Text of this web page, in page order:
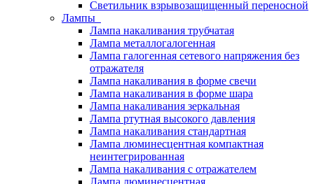
Светильник взрывозащищенный переносной
Лампы
Лампа накаливания трубчатая
Лампа металлогалогенная
Лампа галогенная сетевого напряжения без
отражателя
Лампа накаливания в форме свечи
Лампа накаливания в форме шара
Лампа накаливания зеркальная
Лампа ртутная высокого давления
Лампа накаливания стандартная
Лампа люминесцентная компактная
неинтегрированная
Лампа накаливания с отражателем
Лампа люминесцентная